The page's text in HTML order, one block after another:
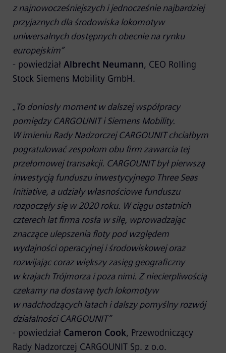
z najnowocześniejszych i jednocześnie najbardziej
przyjaznych dla środowiska lokomotyw
uniwersalnych dostępnych obecnie na rynku
europejskim”
- powiedział Albrecht Neumann, CEO Rolling
Stock Siemens Mobility GmbH.
„To doniosły moment w dalszej współpracy
pomiędzy CARGOUNIT i Siemens Mobility.
W imieniu Rady Nadzorczej CARGOUNIT chciałbym
pogratulować zespołom obu firm zawarcia tej
przełomowej transakcji. CARGOUNIT był pierwszą
inwestycją funduszu inwestycyjnego Three Seas
Initiative, a udziały własnościowe funduszu
rozpoczęły się w 2020 roku. W ciągu ostatnich
czterech lat firma rosła w siłę, wprowadzając
znaczące ulepszenia floty pod względem
wydajności operacyjnej i środowiskowej oraz
rozwijając coraz większy zasięg geograficzny
w krajach Trójmorza i poza nimi. Z niecierpliwością
czekamy na dostawę tych lokomotyw
w nadchodzących latach i dalszy pomyślny rozwój
działalności CARGOUNIT”
- powiedział Cameron Cook, Przewodniczący
Rady Nadzorczej CARGOUNIT Sp. z o.o.